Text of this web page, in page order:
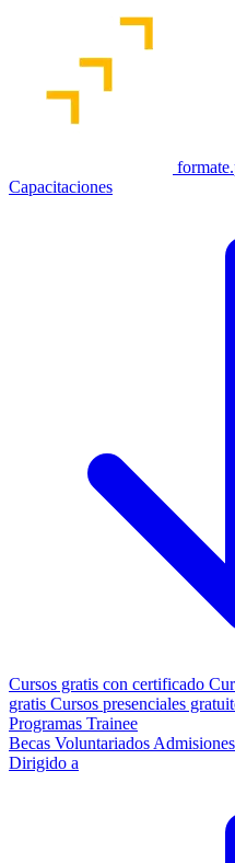
Capacitaciones
Cursos gratis con certificado
gratis Cursos presenciales
Programas Trainee
Becas Voluntariados Admisiones
Dirigido a